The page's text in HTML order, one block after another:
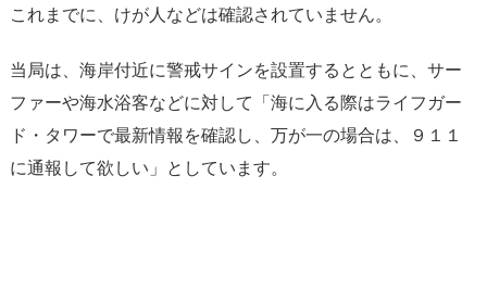
これまでに、けが人などは確認されていません。
当局は、海岸付近に警戒サインを設置するとともに、サー
ファーや海水浴客などに対して「海に入る際はライフガー
ド・タワーで最新情報を確認し、万が一の場合は、９１１
に通報して欲しい」としています。